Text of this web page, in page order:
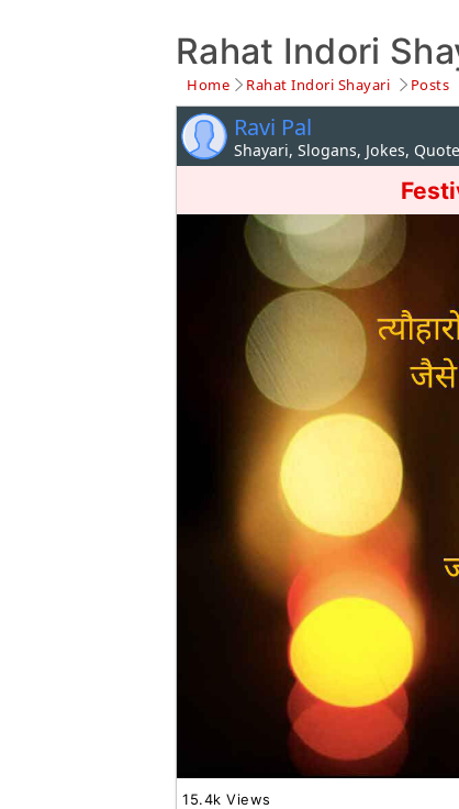
Rahat Indori
Home Rahat Indori Shayari Posts
Ravi Pal
Shayari, Slogans, Jokes,
15.4k Views